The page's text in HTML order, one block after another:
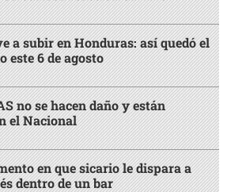
a subir en Honduras: así quedó el
este 6 de agosto
no se hacen daño y están
el Nacional
en que sicario le dispara a
dentro de un bar